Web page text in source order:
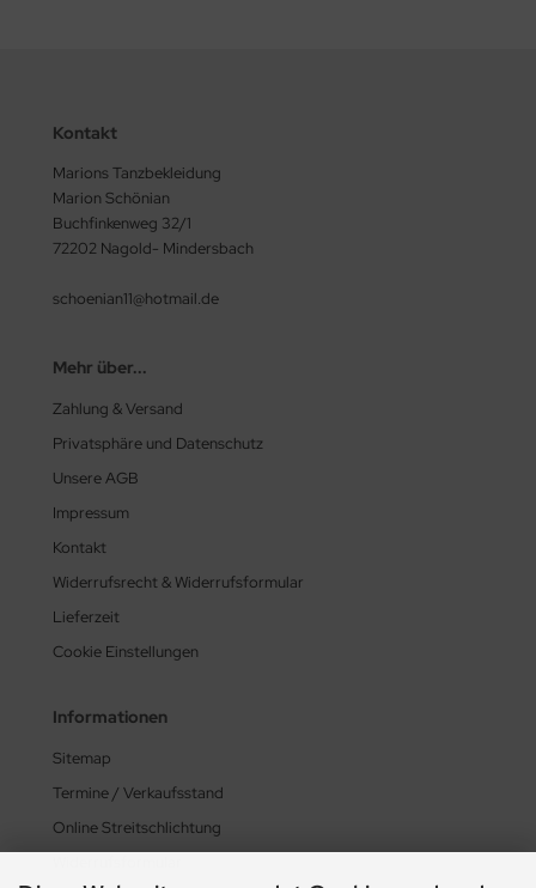
Kontakt
Marions Tanzbekleidung
Marion Schönian
Buchfinkenweg 32/1
72202 Nagold- Mindersbach
schoenian11@hotmail.de
Mehr über...
Zahlung & Versand
Privatsphäre und Datenschutz
Unsere AGB
Impressum
Kontakt
Widerrufsrecht & Widerrufsformular
Lieferzeit
Cookie Einstellungen
Informationen
Sitemap
Termine / Verkaufsstand
Online Streitschlichtung